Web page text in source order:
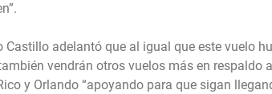
Castillo adelantó que al igual que este vuelo
vendrán otros vuelos más en respaldo
y Orlando “apoyando para que sigan